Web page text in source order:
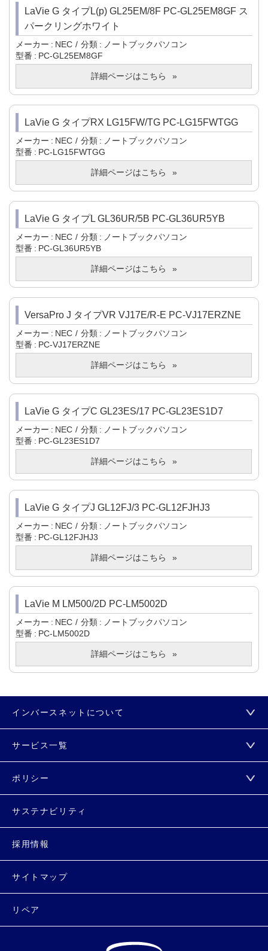
LaVie G タイプL(p) GL25EM/8F PC-GL25EM8GF ス
パークリングホワイト
メーカー NEC 分類
ノートブックパソコン
型番
PC-GL25EM8GF
詳細ページはこちら
LaVie G タイプRX LG15FW/TG PC-LG15FWTGG
メーカー NEC 分類
ノートブックパソコン
型番
PC-LG15FWTGG
詳細ページはこちら
LaVie G タイプL GL36UR/5B PC-GL36UR5YB
メーカー NEC 分類
ノートブックパソコン
型番
PC-GL36UR5YB
詳細ページはこちら
VersaPro J タイプVR VJ17E/R-E PC-VJ17ERZNE
メーカー NEC 分類
ノートブックパソコン
型番
PC-VJ17ERZNE
詳細ページはこちら
LaVie G タイプC GL23ES/17 PC-GL23ES1D7
メーカー NEC 分類
ノートブックパソコン
型番
PC-GL23ES1D7
詳細ページはこちら
LaVie G タイプJ GL12FJ/3 PC-GL12FJHJ3
メーカー NEC 分類
ノートブックパソコン
型番
PC-GL12FJHJ3
詳細ページはこちら
LaVie M LM500/2D PC-LM5002D
メーカー NEC 分類
ノートブックパソコン
型番
PC-LM5002D
詳細ページはこちら
インバースネットについて
サービス一覧
ポリシー
サステナビリティ
採用情報
サイトマップ
リペア